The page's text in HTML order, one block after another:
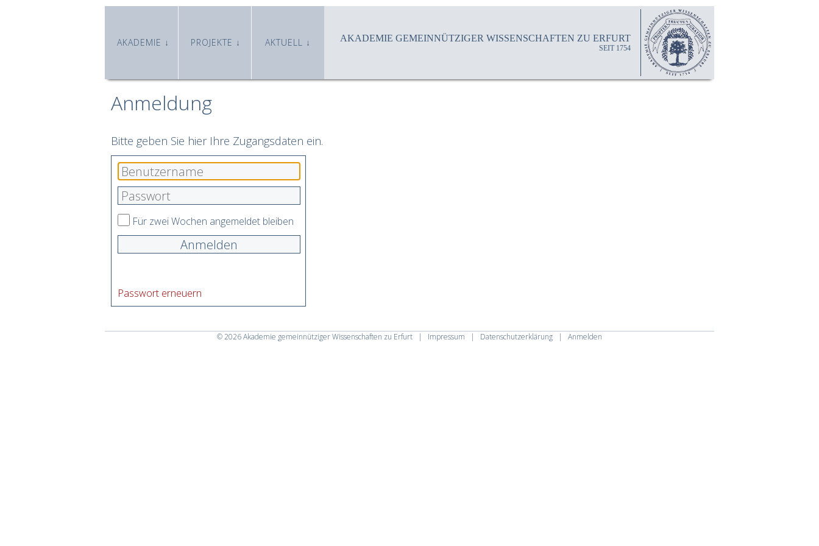
AKADEMIE PROJEKTE AKTUELL AKADEMIE GEMEINNÜTZIGER WISSENSCHAFTEN ZU ERFURT
SEIT 1754
Anmeldung
Bitte geben Sie hier Ihre Zugangsdaten ein.
Für zwei Wochen angemeldet bleiben
Anmelden
Passwort erneuern
© 2026Akademie gemeinnütziger Wissenschaften zu Erfurt | Impressum | Datenschutzerklärung | Anmelden